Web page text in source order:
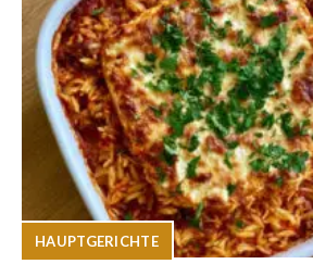
HAUPTGERICHTE